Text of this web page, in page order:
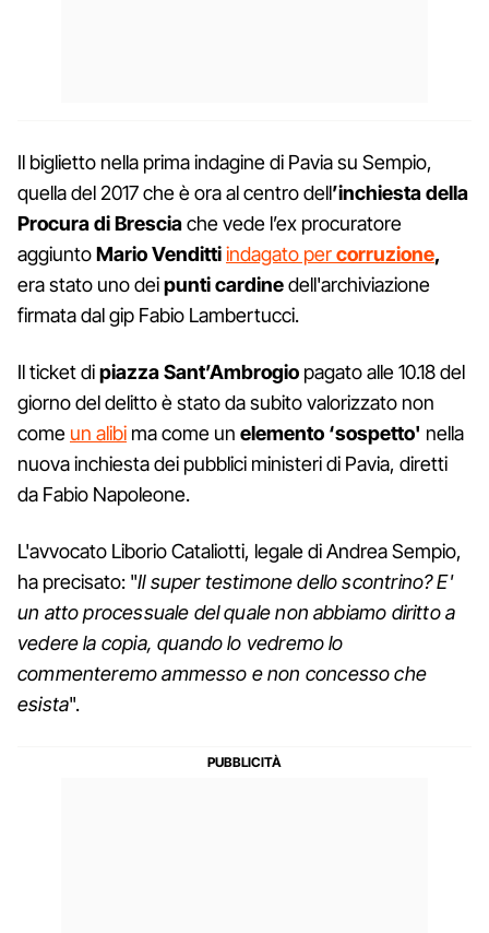
Il biglietto nella prima indagine di Pavia su Sempio,
quella del 2017 che è ora al centro dell’inchiesta della
Procura di Bresciache vede l’ex procuratore
aggiuntoMario Vendittiindagato percorruzione,
era stato uno deipunti cardinedell'archiviazione
firmata dal gip Fabio Lambertucci.
Il ticket dipiazza Sant’Ambrogio pagato alle 10.18 del
giorno del delitto è stato da subito valorizzato non
come un alibi ma come un elemento ‘sospetto' nella
nuova inchiesta dei pubblici ministeri di Pavia, diretti
da Fabio Napoleone.
L'avvocato Liborio Cataliotti, legale di Andrea Sempio,
ha precisato: "Il super testimone dello scontrino? E'
un atto processuale del quale non abbiamo diritto a
vedere la copia, quando lo vedremo lo
commenteremo ammesso e non concesso che
esista".